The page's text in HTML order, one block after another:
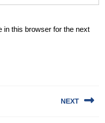
in this browser for the next
NEXT